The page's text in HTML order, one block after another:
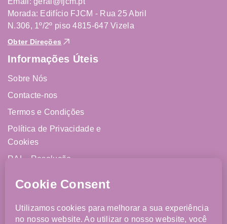
Morada: Edifício FJCM - Rua 25 Abril
N.306, 1º/2º piso 4815-647 Vizela
Obter Direções
Informações Úteis
Sobre Nós
Contacte-nos
Termos e Condições
Política de Privacidade e
Cookies
RAL - Resolução
Livro de Reclamações